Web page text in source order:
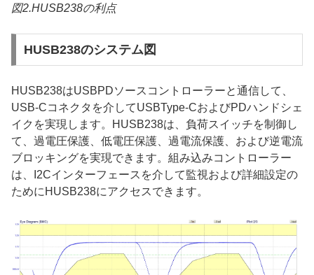
図2.HUSB238の利点
HUSB238のシステム図
HUSB238はUSBPDソースコントローラーと通信して、
USB-Cコネクタを介してUSBType-CおよびPDハンドシェ
イクを実現します。HUSB238は、負荷スイッチを制御し
て、過電圧保護、低電圧保護、過電流保護、および逆電流
ブロッキングを実現できます。組み込みコントローラー
は、I2Cインターフェースを介して監視および詳細設定の
ためにHUSB238にアクセスできます。